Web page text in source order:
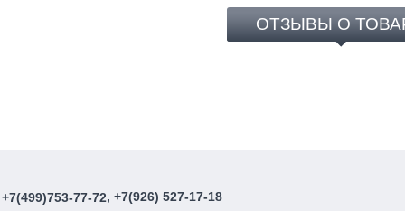
ОТЗЫВЫ О
+7(499)753-77-72, +7(926) 527-17-18